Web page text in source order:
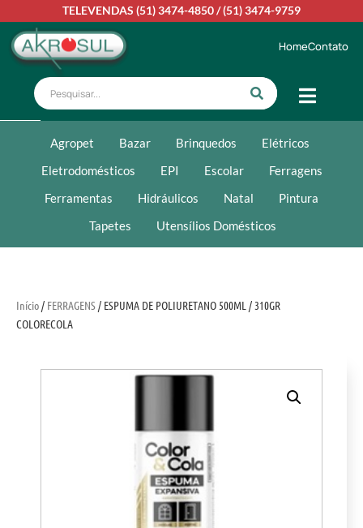
TELEVENDAS (51) 3474-4850/(51) 3474-9759
HomeContato
Agropet Bazar Brinquedos
Elétricos
Eletrodomésticos
EPI Escolar
Ferragens
Ferramentas
Hidráulicos Natal
Pintura
Tapetes
Utensílios Domésticos
Início/ FERRAGENS/ ESPUMA DE POLIURETANO 500ML / 310GR
COLORECOLA